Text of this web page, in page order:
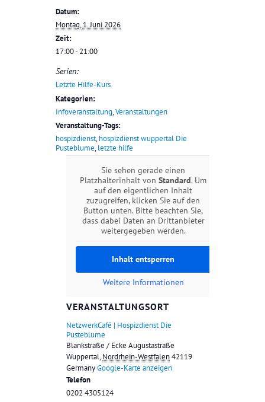
Datum:
Montag, 1. Juni 2026
Zeit:
17:00 - 21:00
Serien:
Letzte Hilfe-Kurs
Kategorien:
Infoveranstaltung,Veranstaltungen
Veranstaltung-Tags:
hospizdienst,hospizdienst wuppertal Die
Pusteblume,letzte hilfe
VERANSTALTUNGSORT
NetzwerkCafé | Hospizdienst Die
Pusteblume
Blankstraße / Ecke Augustastraße
Wuppertal, Nordrhein-Westfalen42119
GermanyGoogle-Karte anzeigen
Telefon
0202 4305124
Sie sehen gerade einen
Platzhalterinhalt vonStandard. Um
auf den eigentlichen Inhalt
zuzugreifen, klicken Sie auf den
Button unten. Bitte beachten Sie,
dass dabei Daten an Drittanbieter
weitergegeben werden.
Inhalt entsperren
Weitere Informationen